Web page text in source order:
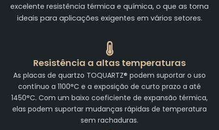
excelente resistência térmica e química, o que as torna
ideais para aplicações exigentes em vários setores.
Resistência a altas temperaturas
As placas de quartzo TOQUARTZ® podem suportar o uso
contínuo a 1100°C e a exposição de curto prazo a até
1450°C. Com um baixo coeficiente de expansão térmica,
elas podem suportar mudanças rápidas de temperatura
sem rachaduras.